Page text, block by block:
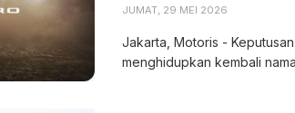
JUMAT, 29 MEI 2026
Jakarta, Motoris -
menghidupkan kembali